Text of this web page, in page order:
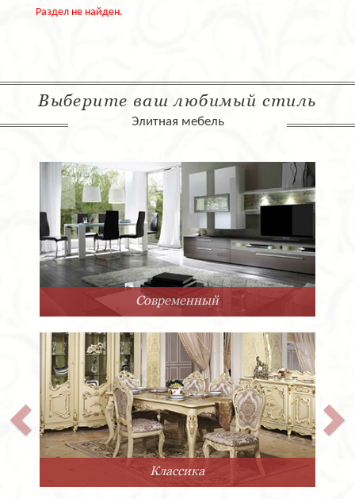
Раздел не найден.
Выберите ваш любимый стиль
Элитная мебель
Современный
Классика